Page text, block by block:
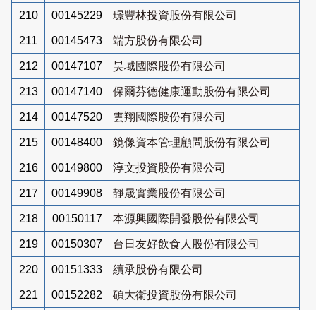
210 00145229 璟豐林投資股份有限公司
211 00145473 端方股份有限公司
212 00147107 昊域國際股份有限公司
213 00147140 保爾芬德健康運動股份有限公司
214 00147520 雲翔國際股份有限公司
215 00148400 鏡像資本管理顧問股份有限公司
216 00149800 淳文投資股份有限公司
217 00149908 靜晟實業股份有限公司
218 00150117 本源興國際開發股份有限公司
219 00150307 台日友好飲食人股份有限公司
220 00151333 續承股份有限公司
221 00152282 碩大衛投資股份有限公司